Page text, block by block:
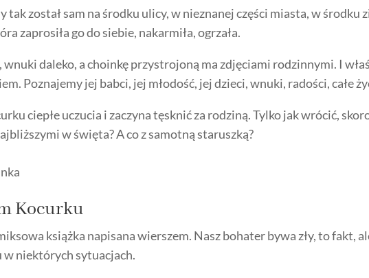
tak został sam na środku ulicy, w nieznanej części miasta, w środku
zaprosiła go do siebie, nakarmiła, ogrzała.
wnuki daleko, a choinkę przystrojoną ma zdjęciami rodzinnymi. I
Poznajemy jej babci, jej młodość, jej dzieci, wnuki, radości, całe
ciepłe uczucia i zaczyna tęsknić za rodziną. Tylko jak wrócić,
w święta? A co z samotną staruszką?
Kocurku
książka napisana wierszem. Nasz bohater bywa zły, to fakt,
w niektórych sytuacjach.